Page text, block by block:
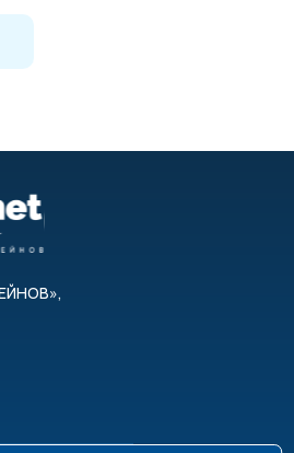
и доступны в разных
механизм управляется с
управления, в
дизайн
царапинам и ударам
к ультрафиолетовым лучам
,